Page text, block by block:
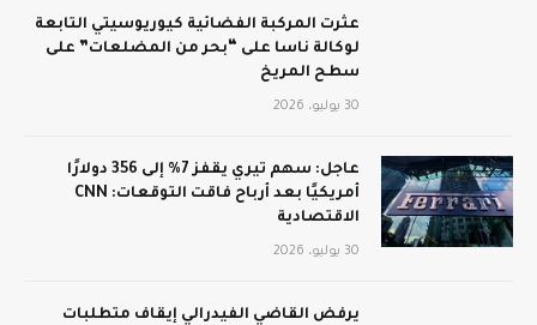
عثرت المركبة الفضائية كيوريوسيتي التابعة
لوكالة ناسا على “بحر من المضلعات” على
سطح المريخ
30 يوليو، 2026
عاجل: سهم تيري يقفز 7% إلى 356 دولارًا
أمريكيًا بعد أرباح فاقت التوقعات: CNN
الاقتصادية
30 يوليو، 2026
يرفض القاضي الفيدرالي إيقاف متطلبات